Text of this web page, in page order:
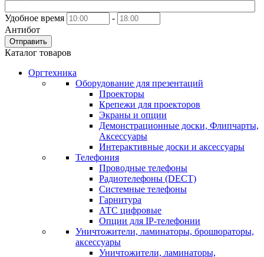
Удобное время
-
Антибот
Отправить
Каталог товаров
Оргтехника
Оборудование для презентаций
Проекторы
Крепежи для проекторов
Экраны и опции
Демонстрационные доски, Флипчарты,
Аксессуары
Интерактивные доски и аксессуары
Телефония
Проводные телефоны
Радиотелефоны (DECT)
Системные телефоны
Гарнитура
АТС цифровые
Опции для IP-телефонии
Уничтожители, ламинаторы, брошюраторы,
аксессуары
Уничтожители, ламинаторы,